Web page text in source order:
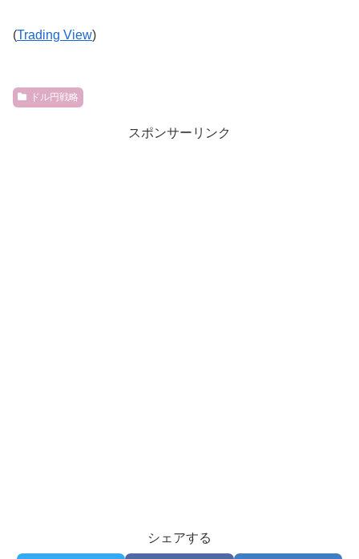
(Trading View)
ドル円戦略
スポンサーリンク
シェアする